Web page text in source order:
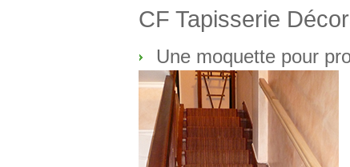
CF Tapisserie
Une moquette pour